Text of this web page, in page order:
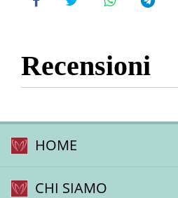
Recensioni
HOME
CHI SIAMO